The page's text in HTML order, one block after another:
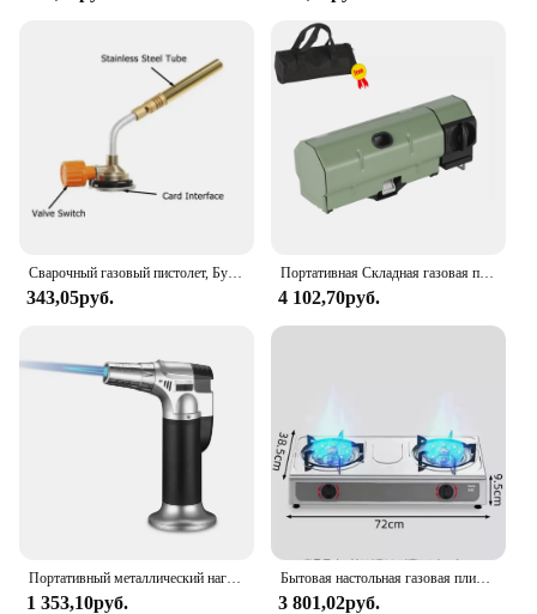
Cleaning the Gas Lid Cap Bumper is a breeze,
thanks to its non-stick surface that resists stains and
grease. Whether you're a busy home cook or a
professional chef, this bumper's ease of
maintenance allows you to focus on your culinary
creations without worrying about cleanup. The
bumper's versatility extends beyond the kitchen, as
it can also be used as a protective pad for hot pots
and pans, making it a valuable addition to any
**Designed for Every Cook**
The Gas Lid Cap Bumper's ergonomic design and
non-slip surface not only enhance safety but also
provide a comfortable grip when handling hot
cookware. Its universal fit ensures that it can be
used with a wide range of gas stovetop burners,
making it a practical choice for both personal and
commercial kitchens. With its durable construction
and user-friendly features, this bumper is an
essential tool for anyone who values both safety
and convenience in their cooking routine.
Сварочный газовый пистолет, Бутановая горелка, паяльный огнемет, портативный паяльный тепловой пистолет, оборудование для кемпинга и барбекю
343,05руб.
Портативная Складная газовая плита, 2600 Вт, для кемпинга, походов, барбекю, путешествий, приготовления пищи на гриле, плита, кассета, газовая горелка
4 102,70руб.
Портативный металлический нагревательный гриль для барбекю, кухонная Регулируемая лампа с бутановым газом, освежитель пламени
1 353,10руб.
Бытовая настольная газовая плита с двумя отверстиями для приготовления пищи
3 801,02руб.